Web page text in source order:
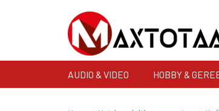
AUDIO & VIDEO HOBBY &